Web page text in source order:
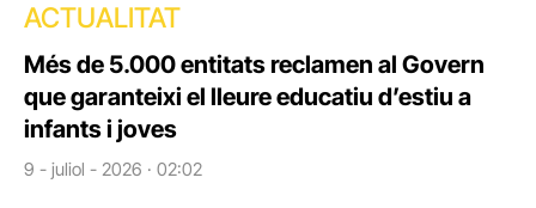
ACTUALITAT
Més de 5.000 entitats reclamen al Govern
que garanteixi el lleure educatiu d’estiu a
infants i joves
9 - juliol - 2026 · 02:02